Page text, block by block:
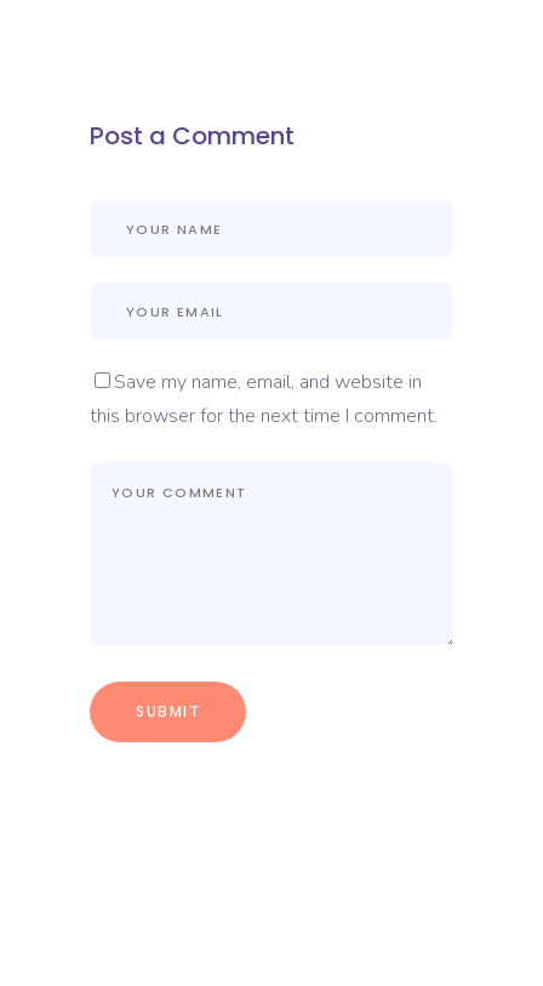
Post a Comment
Save my name, email, and website in
this browser for the next time I comment.